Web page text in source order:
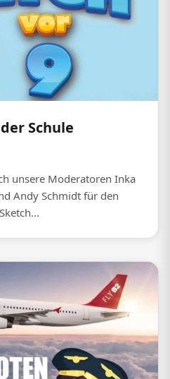
Schule
unsere Moderatoren Inka
Andy Schmidt für den